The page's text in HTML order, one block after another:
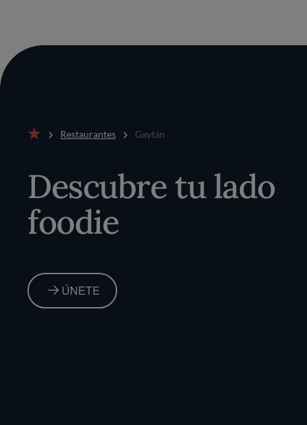
Restaurantes Gaytán
Descubre tu lado
foodie
ÚNETE